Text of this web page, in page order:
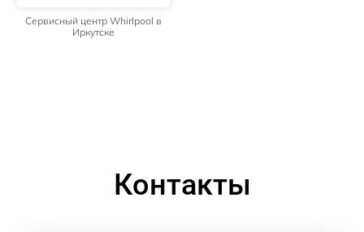
Сервисный центр Whirlpool в
Иркутске
Контакты